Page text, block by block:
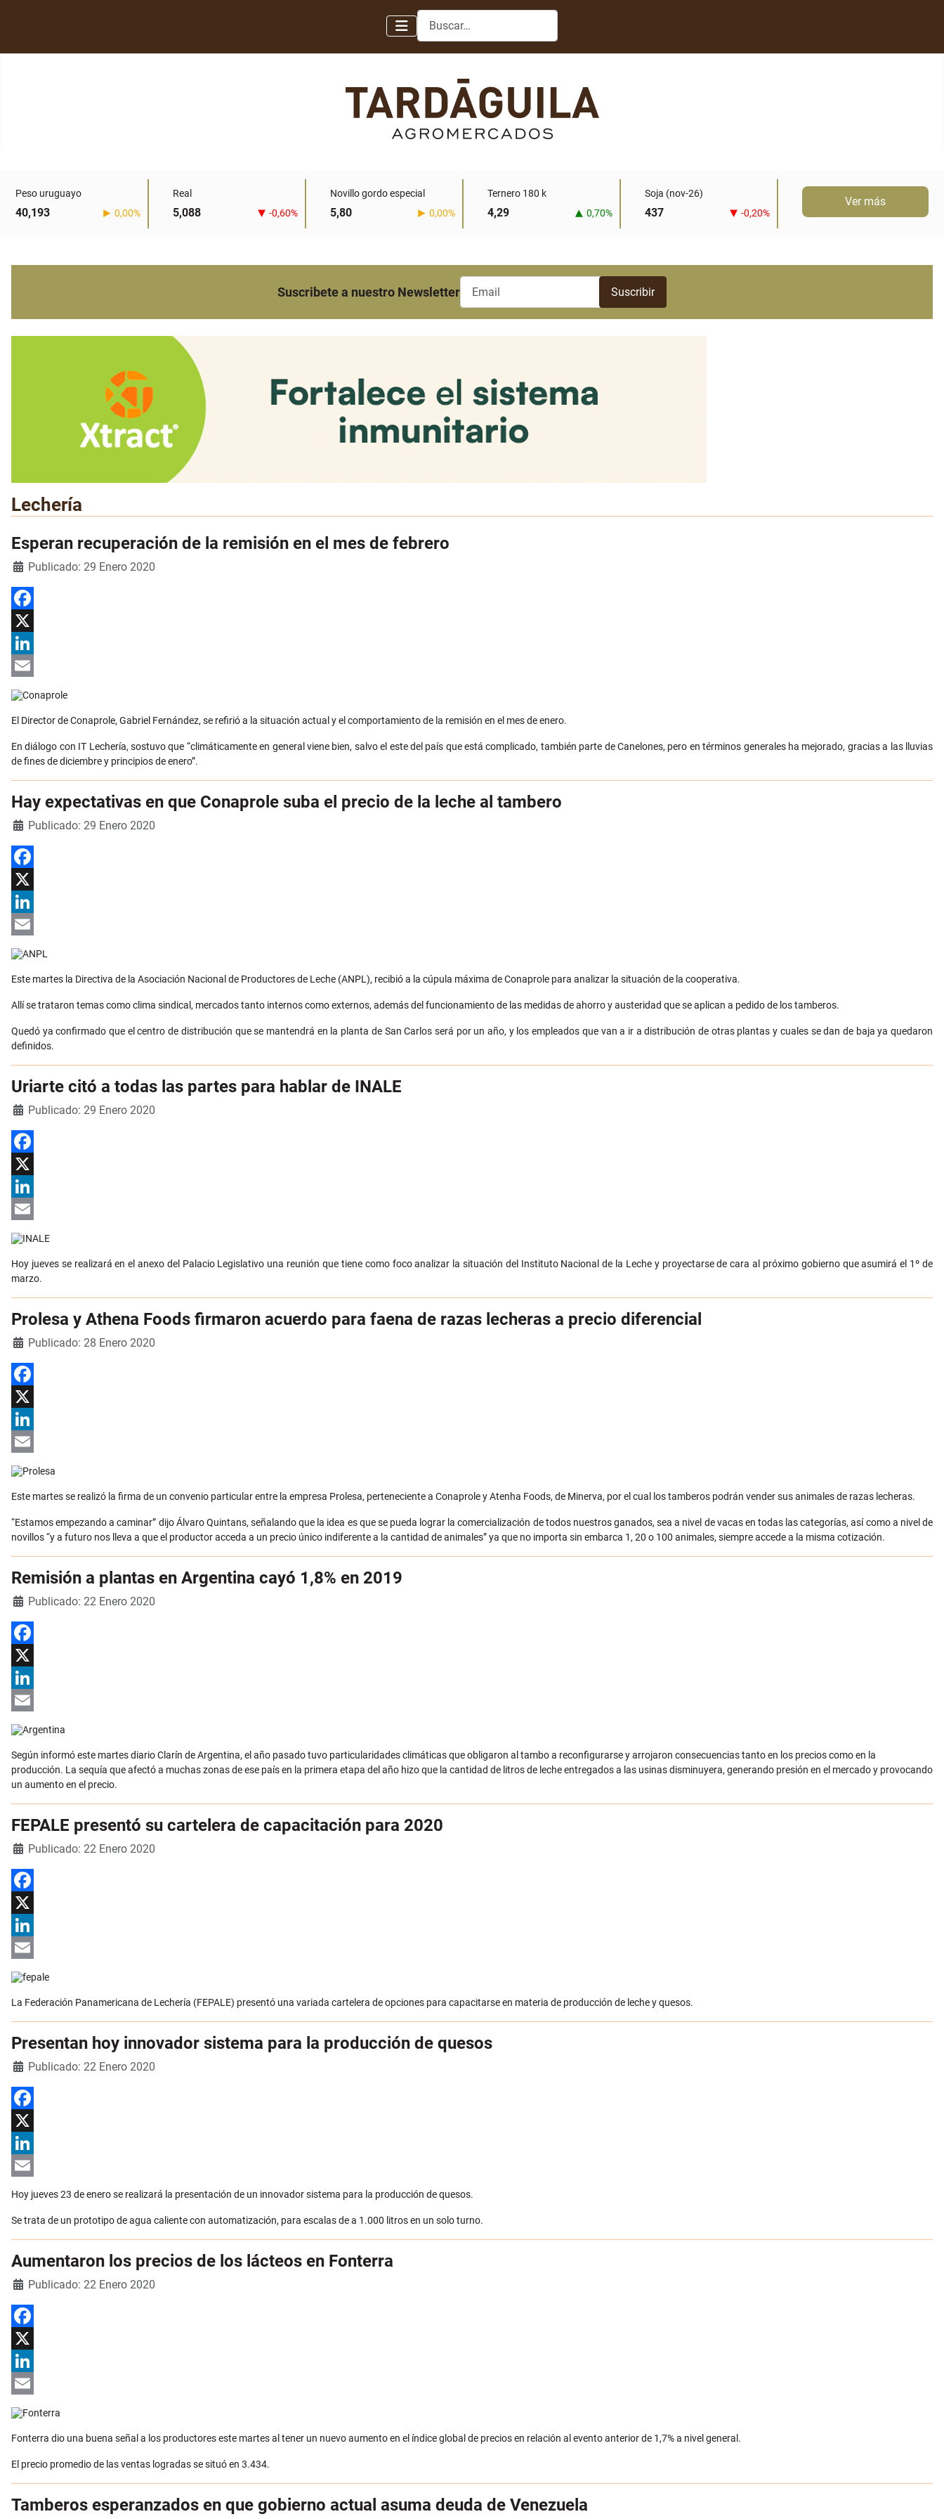
Buscar
Peso uruguayo
40,193 0,00%
Real
5,088 -0,60%
Novillo gordo especial
5,80 0,00%
Ternero 180 k
4,29 0,70%
Soja (nov-26)
437 -0,20%
Ver más
Suscribete a nuestro Newsletter
Lechería
Esperan recuperación de la remisión en el mes de febrero
DetallesPublicado: 29 Enero 2020
Facebook
X
LinkedIn
Email
El Director de Conaprole, Gabriel Fernández, se refirió a la situación actual y el comportamiento de la remisión en el mes de enero.
En diálogo con IT Lechería, sostuvo que “climáticamente en general viene bien, salvo el este del país que está complicado, también parte de Canelones, pero en términos generales ha mejorado, gracias a las lluvias
de fines de diciembre y principios de enero”.
Hay expectativas en que Conaprole suba el precio de la leche al tambero
DetallesPublicado: 29 Enero 2020
Facebook
X
LinkedIn
Email
Este martes la Directiva de la Asociación Nacional de Productores de Leche (ANPL), recibió a la cúpula máxima de Conaprole para analizar la situación de la cooperativa.
Allí se trataron temas como clima sindical, mercados tanto internos como externos, además del funcionamiento de las medidas de ahorro y austeridad que se aplican a pedido de los tamberos.
Quedó ya confirmado que el centro de distribución que se mantendrá en la planta de San Carlos será por un año, y los empleados que van a ir a distribución de otras plantas y cuales se dan de baja ya quedaron
definidos.
Uriarte citó a todas las partes para hablar de INALE
DetallesPublicado: 29 Enero 2020
Facebook
X
LinkedIn
Email
Hoy jueves se realizará en el anexo del Palacio Legislativo una reunión que tiene como foco analizar la situación del Instituto Nacional de la Leche y proyectarse de cara al próximo gobierno que asumirá el 1º de
marzo.
Prolesa y Athena Foods firmaron acuerdo para faena de razas lecheras a precio diferencial
DetallesPublicado: 28 Enero 2020
Facebook
X
LinkedIn
Email
Este martes se realizó la firma de un convenio particular entre la empresa Prolesa, perteneciente a Conaprole y Atenha Foods, de Minerva, por el cual los tamberos podrán vender sus animales de razas lecheras.
“Estamos empezando a caminar” dijo Álvaro Quintans, señalando que la idea es que se pueda lograr la comercialización de todos nuestros ganados, sea a nivel de vacas en todas las categorías, así como a nivel de
novillos “y a futuro nos lleva a que el productor acceda a un precio único indiferente a la cantidad de animales” ya que no importa sin embarca 1, 20 o 100 animales, siempre accede a la misma cotización.
Remisión a plantas en Argentina cayó 1,8% en 2019
DetallesPublicado: 22 Enero 2020
Facebook
X
LinkedIn
Email
Según informó este martes diario Clarín de Argentina, el año pasado tuvo particularidades climáticas que obligaron al tambo a reconfigurarse y arrojaron consecuencias tanto en los precios como en la
producción. La sequía que afectó a muchas zonas de ese país en la primera etapa del año hizo que la cantidad de litros de leche entregados a las usinas disminuyera, generando presión en el mercado y provocando
un aumento en el precio.
FEPALE presentó su cartelera de capacitación para 2020
DetallesPublicado: 22 Enero 2020
Facebook
X
LinkedIn
Email
La Federación Panamericana de Lechería (FEPALE) presentó una variada cartelera de opciones para capacitarse en materia de producción de leche y quesos.
Presentan hoy innovador sistema para la producción de quesos
DetallesPublicado: 22 Enero 2020
Facebook
X
LinkedIn
Email
Hoy jueves 23 de enero se realizará la presentación de un innovador sistema para la producción de quesos.
Se trata de un prototipo de agua caliente con automatización, para escalas de a 1.000 litros en un solo turno.
Aumentaron los precios de los lácteos en Fonterra
DetallesPublicado: 22 Enero 2020
Facebook
X
LinkedIn
Email
Fonterra dio una buena señal a los productores este martes al tener un nuevo aumento en el índice global de precios en relación al evento anterior de 1,7% a nivel general.
El precio promedio de las ventas logradas se situó en 3.434.
Tamberos esperanzados en que gobierno actual asuma deuda de Venezuela